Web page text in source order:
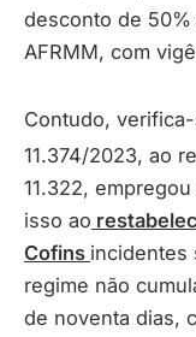
desconto de 50%
AFRMM, com
Contudo,
11.374/2023, ao
11.322,
isso ao
Cofins incidentes
regime não
de noventa dias,